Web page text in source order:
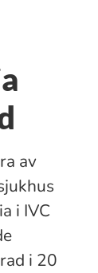
av
i IVC
i 20